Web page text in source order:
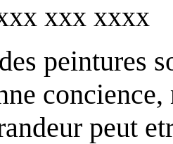
xxx xxxx
peintures
peut